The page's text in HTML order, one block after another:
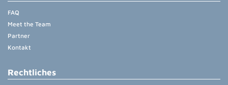
FAQ
Meet the Team
Partner
Kontakt
Rechtliches